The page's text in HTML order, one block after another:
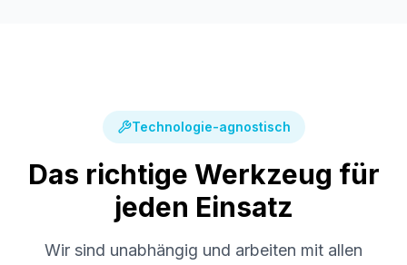
Technologie-agnostisch
Das richtige Werkzeug für
jeden Einsatz
Wir sind unabhängig und arbeiten mit allen